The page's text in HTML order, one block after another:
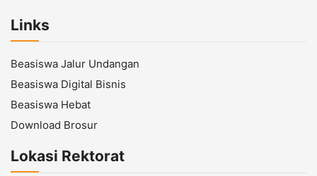
Links
Beasiswa Jalur Undangan
Beasiswa Digital Bisnis
Beasiswa Hebat
Download Brosur
Lokasi Rektorat